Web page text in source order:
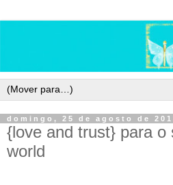
domingo, 25 de agosto de
{love and trust} para o
world